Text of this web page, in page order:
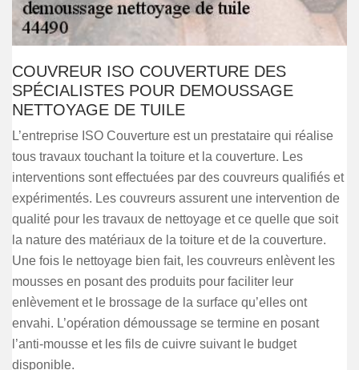
COUVREUR ISO COUVERTURE DES
SPÉCIALISTES POUR DEMOUSSAGE
NETTOYAGE DE TUILE
L’entreprise ISO Couverture est un prestataire qui réalise
tous travaux touchant la toiture et la couverture. Les
interventions sont effectuées par des couvreurs qualifiés et
expérimentés. Les couvreurs assurent une intervention de
qualité pour les travaux de nettoyage et ce quelle que soit
la nature des matériaux de la toiture et de la couverture.
Une fois le nettoyage bien fait, les couvreurs enlèvent les
mousses en posant des produits pour faciliter leur
enlèvement et le brossage de la surface qu’elles ont
envahi. L’opération démoussage se termine en posant
l’anti-mousse et les fils de cuivre suivant le budget
disponible.